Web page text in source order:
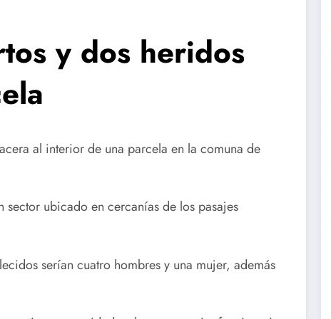
y dos heridos
al interior de una parcela en la comuna de
ubicado en cercanías de los pasajes
serían cuatro hombres y una mujer, además